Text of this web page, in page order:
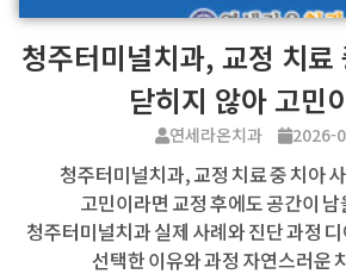
청주터미널치과, 교정 치료
닫히지 않아 고민
연세라온치과 2026-
청주터미널치과, 교정 치료 중 치아
고민이라면 교정 후에도 공간이 남
청주터미널치과 실제 사례와 진단 과정
선택한 이유와 과정 자연스러운